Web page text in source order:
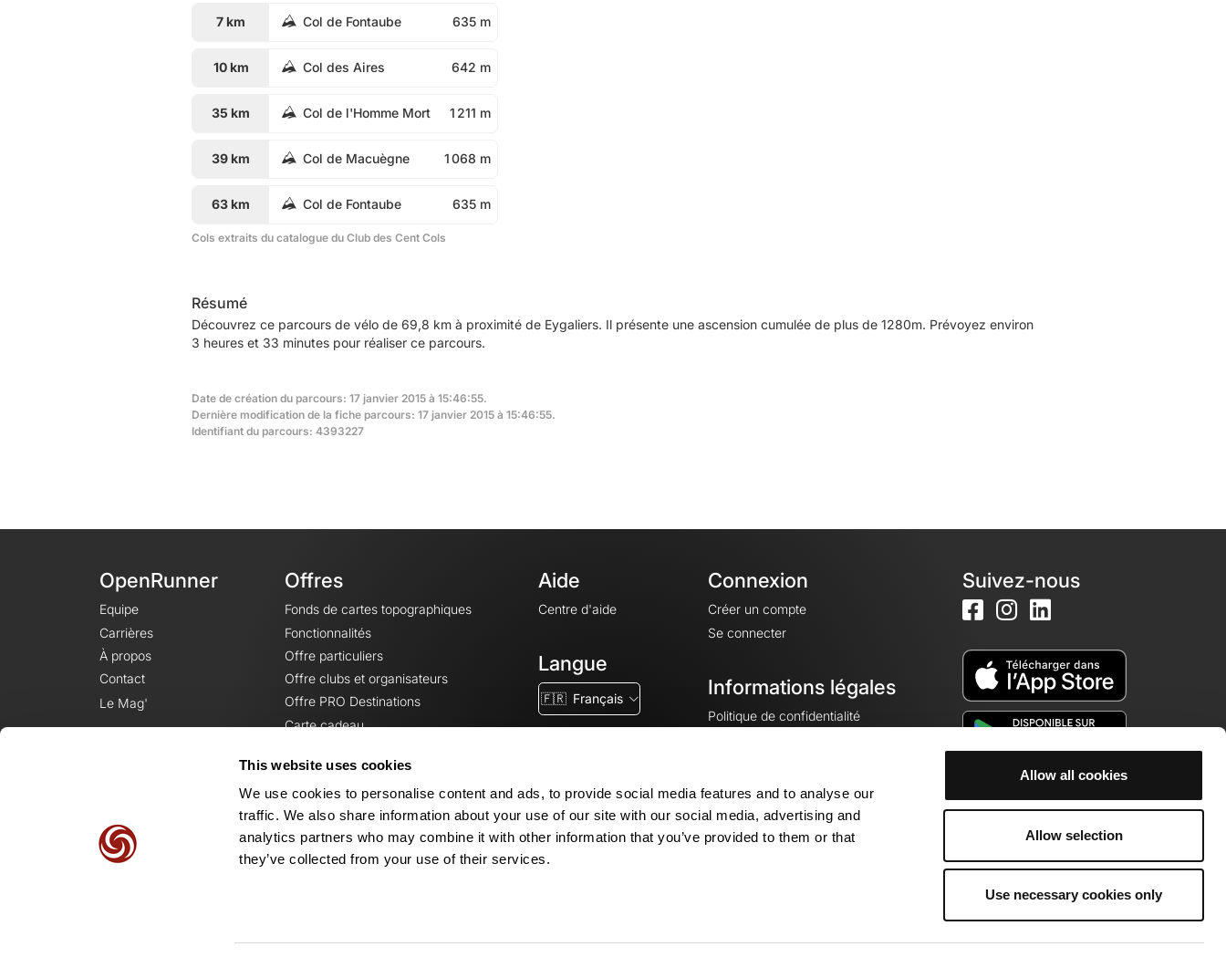
This website uses cookies
We use cookies to personalise content and ads, to provide social media features and to analyse our
traffic. We also share information about your use of our site with our social media, advertising and
analytics partners who may combine it with other information that you’ve provided to them or that
they’ve collected from your use of their services.
Allow all cookies
Allow selection
Use necessary cookies only
7 km Col de Fontaube 635 m
10 km Col des Aires 642 m
35 km Col de l'Homme Mort 1 211 m
39 km Col de Macuègne 1 068 m
63 km Col de Fontaube 635 m
Cols extraits du catalogue du Club des Cent Cols
Résumé
Découvrez ce parcours de vélo de 69,8 km à proximité de Eygaliers. Il présente une ascension cumulée de plus de 1280m. Prévoyez environ
3 heures et 33 minutes pour réaliser ce parcours.
Date de création du parcours: 17 janvier 2015 à 15:46:55.
Dernière modification de la fiche parcours: 17 janvier 2015 à 15:46:55.
Identifiant du parcours: 4393227
OpenRunner
Equipe
Carrières
À propos
Contact
Le Mag'
Offres
Fonds de cartes topographiques
Fonctionnalités
Offre particuliers
Offre clubs et organisateurs
Offre PRO Destinations
Carte cadeau
Aide
Centre d'aide
Langue
🇫🇷 Français
Connexion
Créer un compte
Se connecter
Informations légales
Politique de confidentialité
Mentions légales
Paramètres des cookies
Suivez-nous